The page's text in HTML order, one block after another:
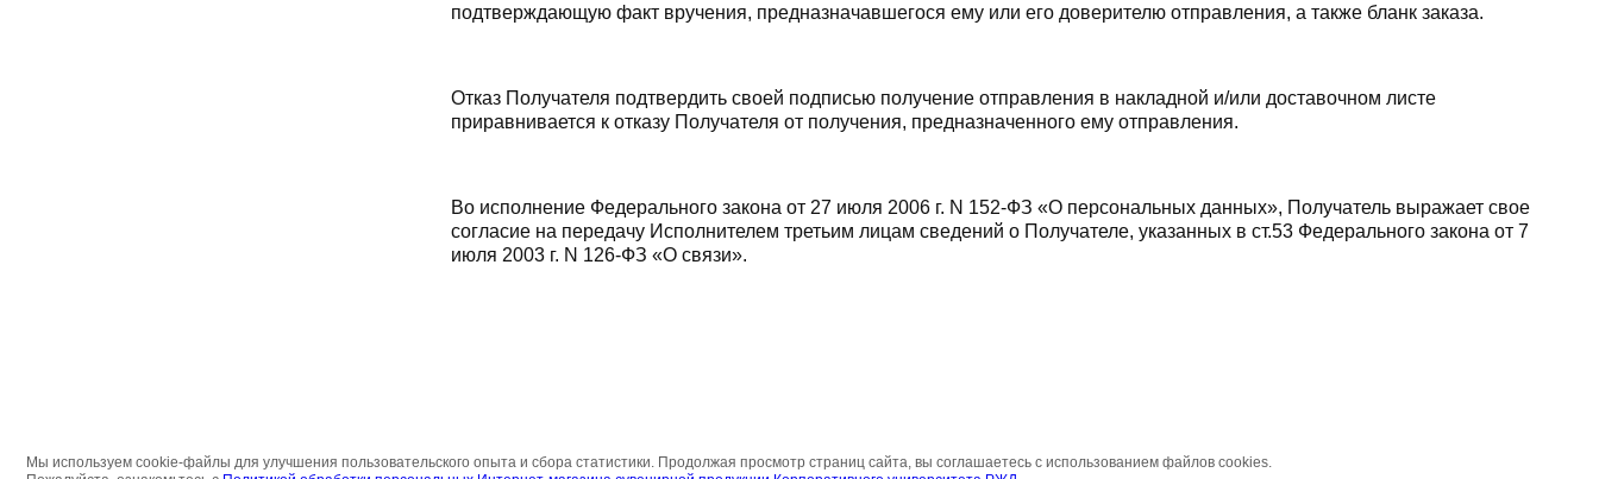
подтверждающую факт вручения, предназначавшегося ему или его доверителю отправления, а также бланк заказа.
Отказ Получателя подтвердить своей подписью получение отправления в накладной и/или доставочном листе
приравнивается к отказу Получателя от получения, предназначенного ему отправления.
Во исполнение Федерального закона от 27 июля 2006 г. N 152-ФЗ «О персональных данных», Получатель выражает свое
согласие на передачу Исполнителем третьим лицам сведений о Получателе, указанных в ст.53 Федерального закона от 7
июля 2003 г. N 126-ФЗ «О связи».
Мы используем cookie-файлы для улучшения пользовательского опыта и сбора статистики. Продолжая просмотр страниц сайта, вы соглашаетесь с использованием файлов cookies.